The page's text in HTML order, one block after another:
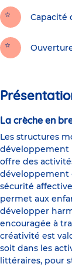
Capacité
La crèche en
Les structures
développement
offre des
développement
sécurité
permet aux
développer
encouragée à
créativité est
soit dans les
littéraires, pour